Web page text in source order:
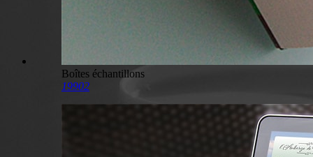
Boîtes échantillons
19902